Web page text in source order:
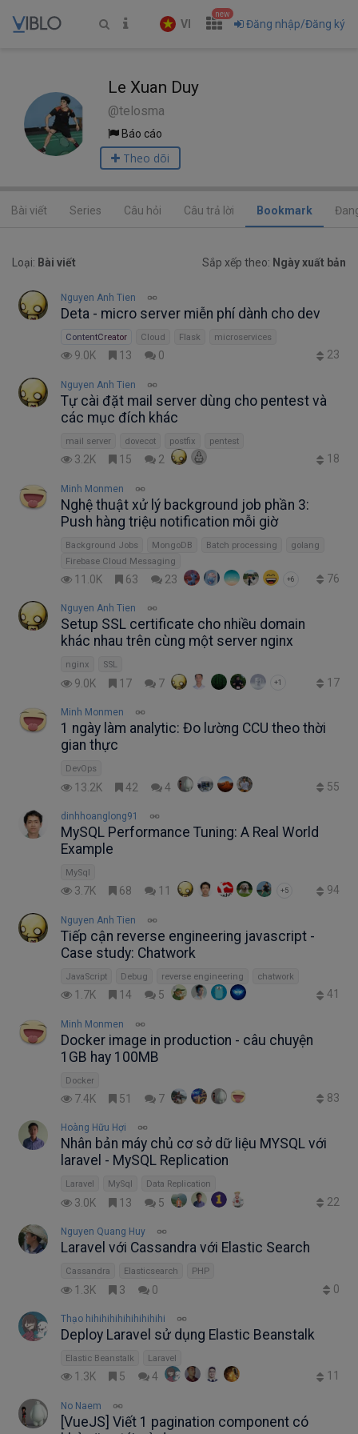
VI
new
Đăng nhập/Đăng ký
Le Xuan Duy
@telosma
Báo cáo
Theo dõi
Bài viết Series Câu hỏi Câu trả lời Bookmark
Loại: Bài viết Sắp xếp theo: Ngày xuất bản
Nguyen Anh Tien
Deta - micro server miễn phí dành cho dev
ContentCreator Cloud Flask microservices
9.0K 13 0 23
Nguyen Anh Tien
Tự cài đặt mail server dùng cho pentest và
các mục đích khác
mail server dovecot postfix pentest
3.2K 15 2 18
Minh Monmen
Nghệ thuật xử lý background job phần 3:
Push hàng triệu notification mỗi giờ
Background Jobs MongoDB Batch processing
golang
Firebase Cloud Messaging
11.0K 63 23 +6 76
Nguyen Anh Tien
Setup SSL certificate cho nhiều domain
khác nhau trên cùng một server nginx
nginx SSL
9.0K 17 7 +1 17
Minh Monmen
1 ngày làm analytic: Đo lường CCU theo thời
gian thực
DevOps
13.2K 42 4 55
dinhhoanglong91
MySQL Performance Tuning: A Real World
Example
MySql
3.7K 68 11 +5 94
Nguyen Anh Tien
Tiếp cận reverse engineering javascript -
Case study: Chatwork
JavaScript Debug reverse engineering chatwork
1.7K 14 5 41
Minh Monmen
Docker image in production - câu chuyện
1GB hay 100MB
Docker
7.4K 51 7 83
Hoàng Hữu Hợi
Nhân bản máy chủ cơ sở dữ liệu MYSQL với
laravel - MySQL Replication
Laravel MySql Data Replication
3.0K 13 5 22
Nguyen Quang Huy
Laravel với Cassandra với Elastic Search
Cassandra Elasticsearch PHP
1.3K 3 0 0
Thạo hihihihihihihihihihi
Deploy Laravel sử dụng Elastic Beanstalk
Elastic Beanstalk Laravel
1.3K 5 4 11
No Naem
[VueJS] Viết 1 pagination component có